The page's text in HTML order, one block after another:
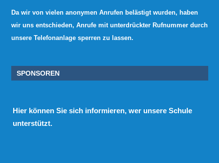
Da wir von vielen anonymen Anrufen belästigt wurden, haben
wir uns entschieden, Anrufe mit unterdrückter Rufnummer durch
unsere Telefonanlage sperren zu lassen.
SPONSOREN
Hier können Sie sich informieren, wer unsere Schule
unterstützt.